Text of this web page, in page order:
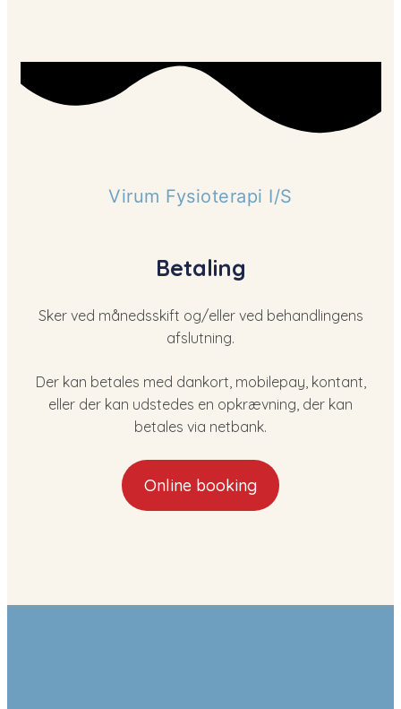
Virum Fysioterapi I/S
​Betaling
Sker ved månedsskift og/eller ved behandlingens
afslutning.
Der kan betales med dankort, mobilepay, kontant,
eller der kan udstedes en opkrævning, der kan
betales via netbank.
Online booking